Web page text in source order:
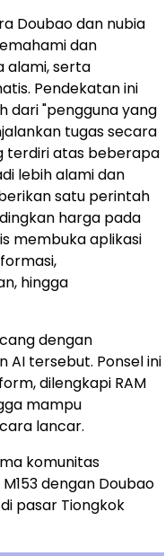
Doubao dan nubia
dan
alami, serta
Pendekatan ini
dari "pengguna yang
tugas secara
terdiri atas beberapa
lebih alami dan
satu perintah
harga pada
membuka aplikasi
hingga
dengan
AI tersebut. Ponsel ini
dilengkapi RAM
mampu
lancar.
komunitas
dengan Doubao
pasar Tiongkok